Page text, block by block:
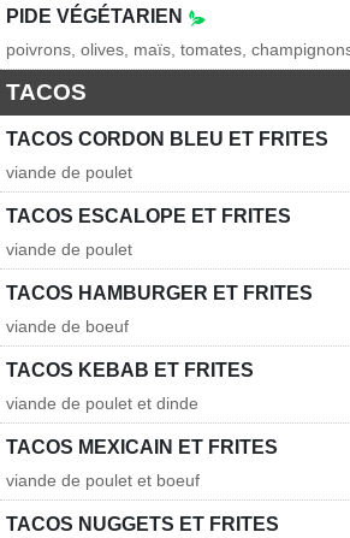
PIDE VÉGÉTARIEN
poivrons, olives, maïs, tomates,
TACOS
TACOS CORDON BLEU ET FRITES
viande de poulet
TACOS ESCALOPE ET FRITES
viande de poulet
TACOS HAMBURGER ET FRITES
viande de boeuf
TACOS KEBAB ET FRITES
viande de poulet et dinde
TACOS MEXICAIN ET FRITES
viande de poulet et boeuf
TACOS NUGGETS ET FRITES